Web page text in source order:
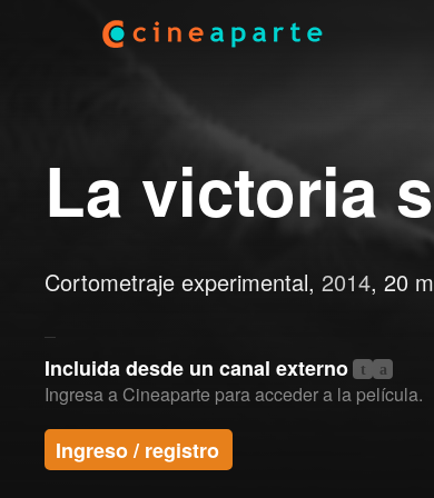
La victoria
Cortometraje experimental, 2014, 20
Incluida desde un canal externo t a
Ingresa a Cineaparte para acceder a la película.
Ingreso / registro